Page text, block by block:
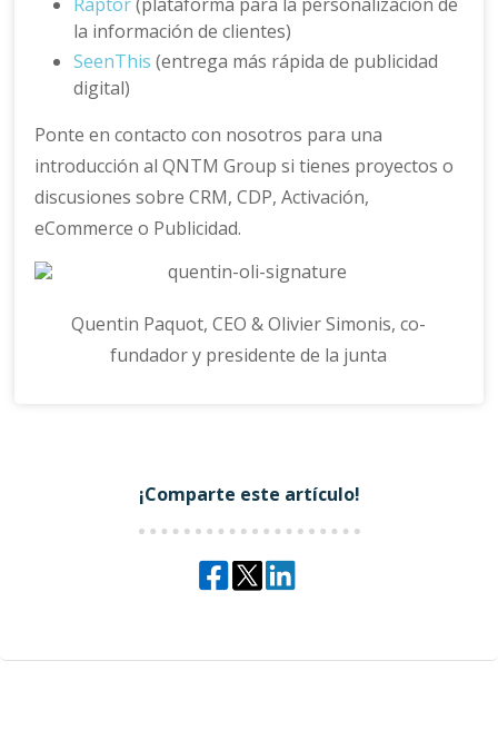
la información de clientes)
SeenThis (entrega más rápida de publicidad
digital)
Ponte en contacto con nosotros para una
introducción al QNTM Group si tienes proyectos o
discusiones sobre CRM, CDP, Activación,
eCommerce o Publicidad.
Quentin Paquot, CEO & Olivier Simonis, co-
fundador y presidente de la junta
¡Comparte este artículo!